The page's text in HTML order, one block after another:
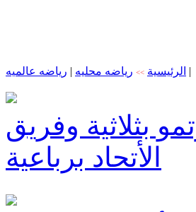
الرئيسية >> رياضه محليه | رياضه عالميه |
بثلاثية وفريق
الأتحاد برباعية